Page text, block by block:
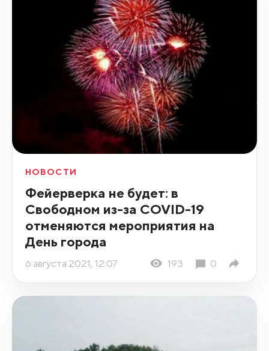
НОВОСТИ
Фейерверка не будет: в
Свободном из-за COVID-19
отменяются мероприятия на
День города
6 августа 2021, 12:07 193 0